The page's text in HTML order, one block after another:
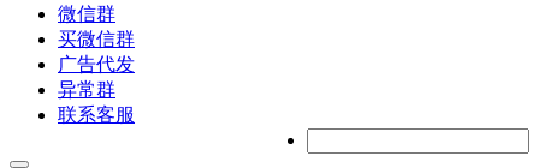
微信群
买微信群
广告代发
异常群
联系客服